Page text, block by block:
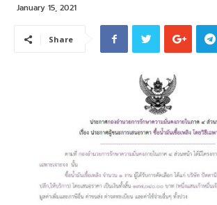
January 15, 2021
Share